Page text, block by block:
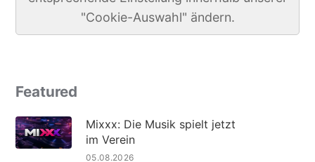
"Cookie-Auswahl" ändern.
Featured
Mixxx: Die Musik spielt jetzt
im Verein
05.08.2026